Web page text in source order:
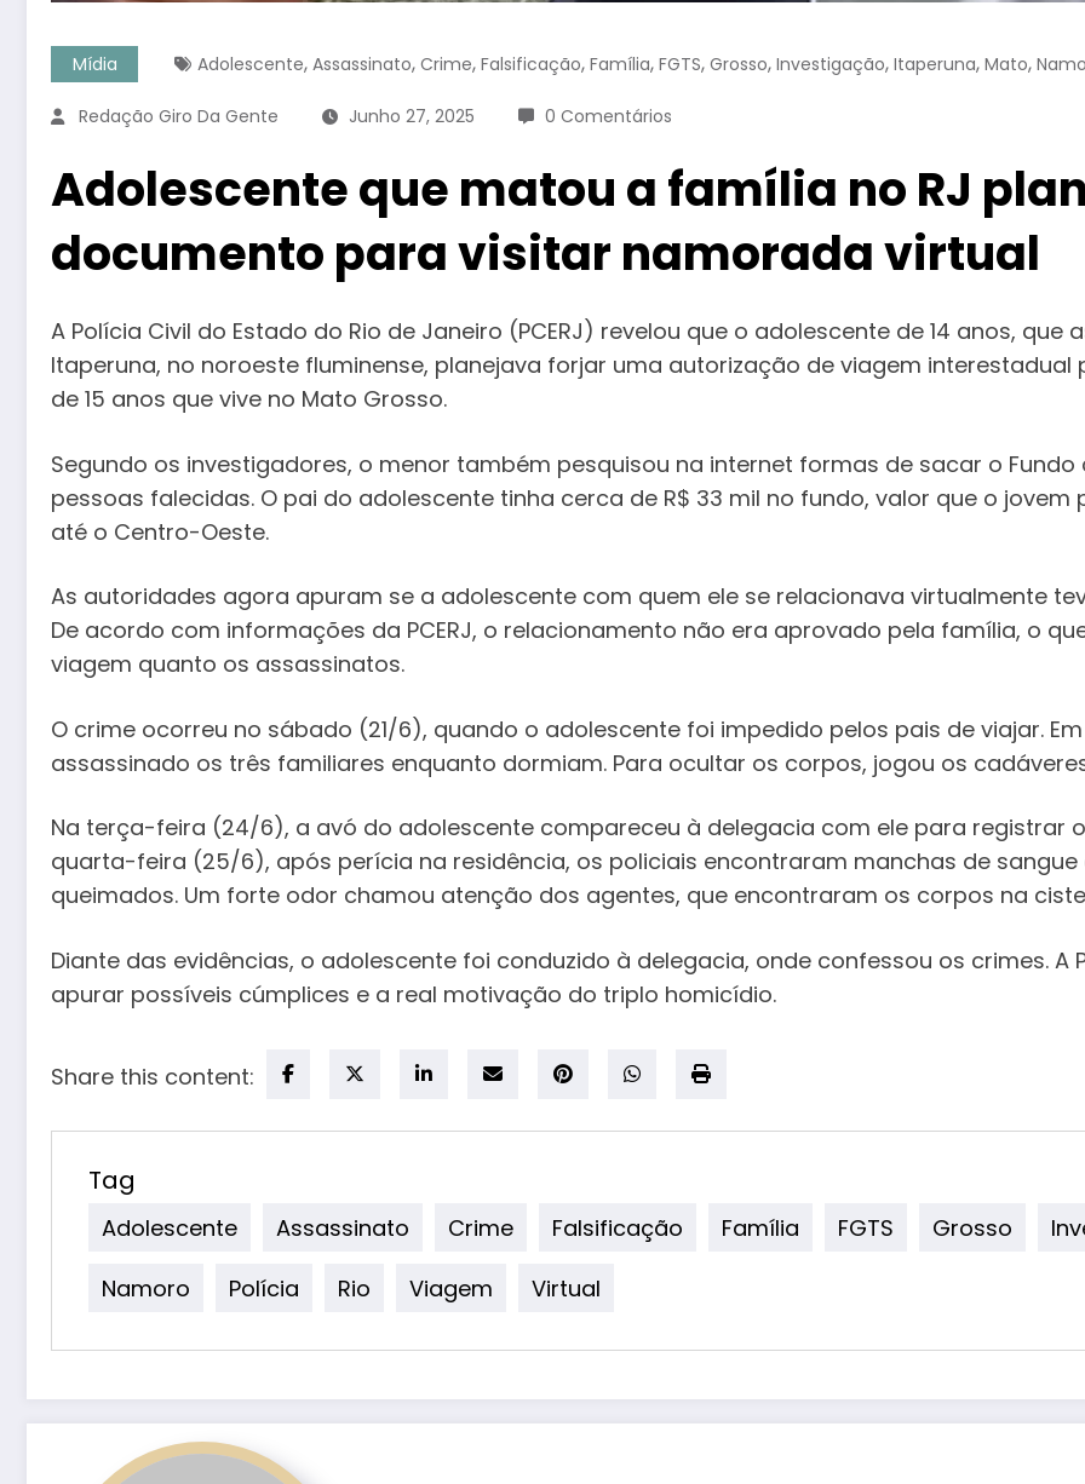
Mídia Adolescente, Assassinato, Crime, Falsificação, Família, FGTS, Grosso, Investigação, Itaperuna, Mato,
Redação Giro Da Gente Junho 27, 2025 0 Comentários
Adolescente que matou a família no RJ
documento para visitar namorada virtual
A Polícia Civil do Estado do Rio de Janeiro (PCERJ) revelou que o adolescente de 14 anos,
Itaperuna, no noroeste fluminense, planejava forjar uma autorização de viagem
de 15 anos que vive no Mato Grosso.
Segundo os investigadores, o menor também pesquisou na internet formas de sacar o
pessoas falecidas. O pai do adolescente tinha cerca de R$ 33 mil no fundo, valor que o
até o Centro-Oeste.
As autoridades agora apuram se a adolescente com quem ele se relacionava virtualmente
De acordo com informações da PCERJ, o relacionamento não era aprovado pela família, o
viagem quanto os assassinatos.
O crime ocorreu no sábado (21/6), quando o adolescente foi impedido pelos pais de viajar.
assassinado os três familiares enquanto dormiam. Para ocultar os corpos, jogou os
Na terça-feira (24/6), a avó do adolescente compareceu à delegacia com ele para registrar
quarta-feira (25/6), após perícia na residência, os policiais encontraram manchas de
queimados. Um forte odor chamou atenção dos agentes, que encontraram os corpos na
Diante das evidências, o adolescente foi conduzido à delegacia, onde confessou os crimes. A
apurar possíveis cúmplices e a real motivação do triplo homicídio.
Share this content:
Tag
Adolescente Assassinato Crime Falsificação Família FGTS Grosso
Namoro
Polícia Rio Viagem Virtual